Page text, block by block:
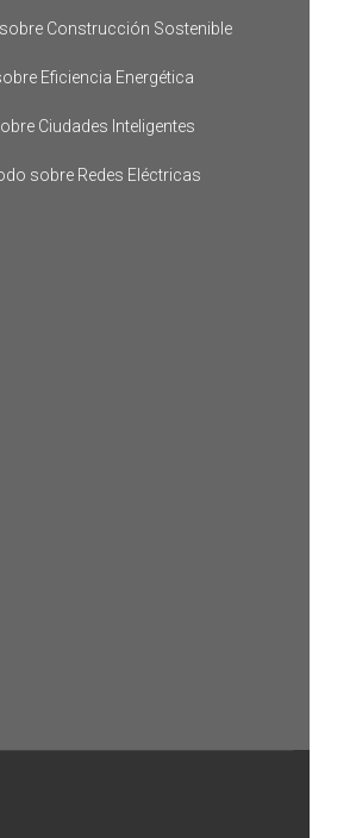
sobre Construcción Sostenible
Eficiencia Energética
Ciudades Inteligentes
sobre Redes Eléctricas